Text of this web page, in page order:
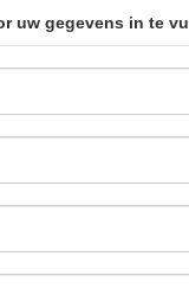
uw gegevens in te